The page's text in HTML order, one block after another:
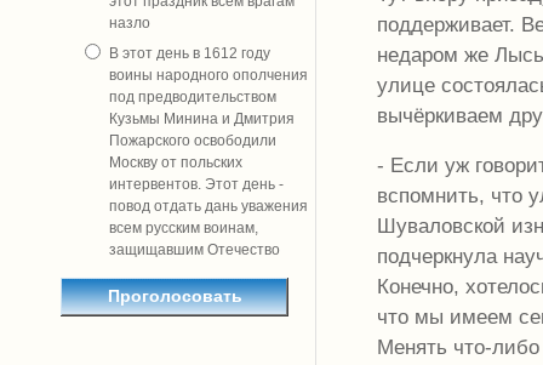
назло
В этот день в 1612 году
воины народного ополчения
под предводительством
Кузьмы Минина и Дмитрия
Пожарского освободили
Москву от польских
интервентов. Этот день -
повод отдать дань уважения
всем русским воинам,
защищавшим Отечество
поддерживает.
недаром же
улице
вычёркиваем
- Если уж
вспомнить, что
Шуваловской
подчеркнула
Конечно,
что мы имеем
Менять что-